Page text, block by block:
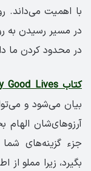
با اهمیت می‌داند.
در مسیر رسیدن به
در محدود کردن ما
کتاب Very Good Lives
بیان می‌شود و
آرزوهای‌شان الهام
جزء گزینه‌های شما
بگیرد، زیرا مملو